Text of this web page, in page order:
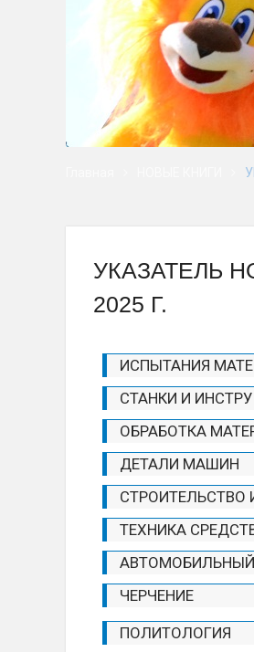
УКАЗАТЕЛЬ
2025 Г.
ИСПЫТАНИЯ
СТАНКИ И
ОБРАБОТКА
ДЕТАЛИ МАШИН
СТРОИТЕЛЬСТВО
ТЕХНИКА
ЧЕРЧЕНИЕ
ПОЛИТОЛОГИЯ